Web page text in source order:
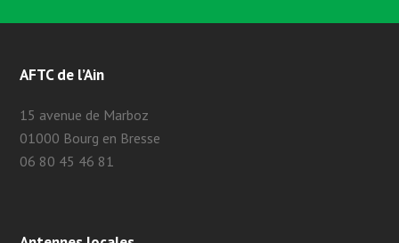
AFTC de l’Ain
15 avenue de Marboz
01000 Bourg en Bresse
06 80 45 46 81